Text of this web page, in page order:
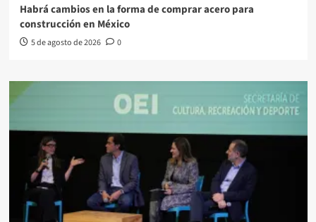
Habrá cambios en la forma de comprar acero para
construcción en México
5 de agosto de 2026 0